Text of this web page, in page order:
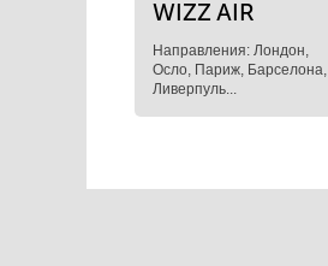
WIZZ AIR
Направления: Лондон,
Осло, Париж, Барселона,
Ливерпуль...